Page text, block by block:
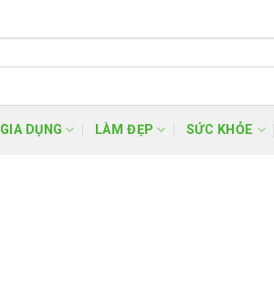
GIA DỤNG LÀM ĐẸP SỨC KHỎE